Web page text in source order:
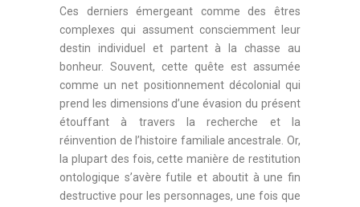
Ces derniers émergeant comme des êtres
complexes qui assument consciemment leur
destin individuel et partent à la chasse au
bonheur. Souvent, cette quête est assumée
comme un net positionnement décolonial qui
prend les dimensions d’une évasion du présent
étouffant à travers la recherche et la
réinvention de l’histoire familiale ancestrale. Or,
la plupart des fois, cette manière de restitution
ontologique s’avère futile et aboutit à une fin
destructive pour les personnages, une fois que